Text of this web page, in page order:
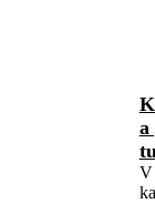
a
V